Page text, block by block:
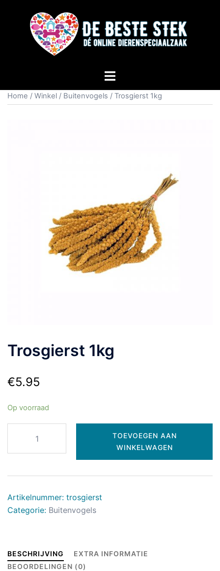
Home / Winkel / Buitenvogels / Trosgierst 1kg
Trosgierst 1kg
€5.95
Op voorraad
TOEVOEGEN AAN
WINKELWAGEN
Artikelnummer: trosgierst
Categorie: Buitenvogels
BESCHRIJVING
EXTRA INFORMATIE
BEOORDELINGEN (0)